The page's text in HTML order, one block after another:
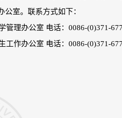
公室。联系方式如下：
理办公室 电话：0086-(0)371-
作办公室 电话：0086-(0)371-